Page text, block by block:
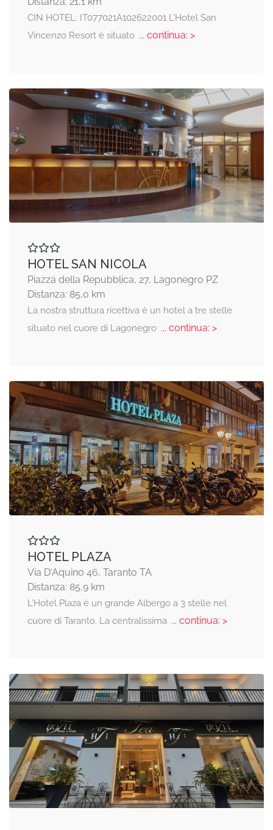
CIN HOTEL: IT077021A102622001 L’Hotel San
Vincenzo Resort è situato... continua: >
HOTEL SAN NICOLA
Piazza della Repubblica, 27, Lagonegro PZ
Distanza: 85,0 km
La nostra struttura ricettiva è un hotel a tre stelle
situato nel cuore di Lagonegro... continua: >
HOTEL PLAZA
Via D'Aquino 46, Taranto TA
Distanza: 85,9 km
L’Hotel Plaza è un grande Albergo a 3 stelle nel
cuore di Taranto. La centralissima... continua: >